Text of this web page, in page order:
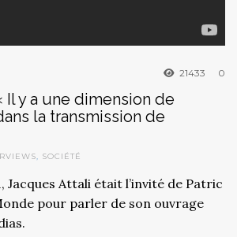
21433 0
Il y a une dimension de
la transmission de
, SOCIÉTÉ
Jacques Attali était l’invité de Patric
pour parler de son ouvrage